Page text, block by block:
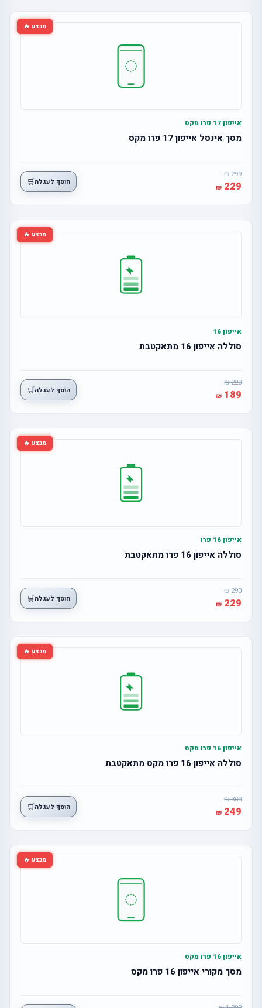
מבצע 🔥
אייפון 17 פרו מקס
מסך אינסל אייפון 17 פרו מקס
299
229 הוסף לעגלה🛒
מבצע 🔥
אייפון 16
סוללה אייפון 16 מתאקטבת
220
189 הוסף לעגלה🛒
מבצע 🔥
אייפון 16 פרו
סוללה אייפון 16 פרו מתאקטבת
290
229 הוסף לעגלה🛒
מבצע 🔥
אייפון 16 פרו מקס
סוללה אייפון 16 פרו מקס מתאקטבת
300
249 הוסף לעגלה🛒
מבצע 🔥
אייפון 16 פרו מקס
מסך מקורי אייפון 16 פרו מקס